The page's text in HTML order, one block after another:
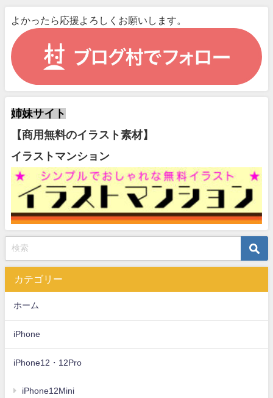
よかったら応援よろしくお願いします。
姉妹サイト
【商用無料のイラスト素材】
イラストマンション
カテゴリー
ホーム
iPhone
iPhone12・12Pro
iPhone12Mini